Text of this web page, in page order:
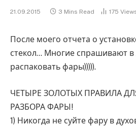
21.09.2015 3 Mins Read 175
После моего отчета о
стекол… Многие спрашивают в
распаковать фары))))).
ЧЕТЫРЕ ЗОЛОТЫХ ПРАВИЛА
РАЗБОРА ФАРЫ!
1) Никогда не суйте фару в